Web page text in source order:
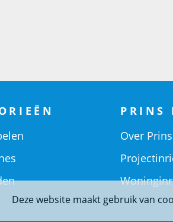
Deze website maakt gebruik van
PRINS
Over